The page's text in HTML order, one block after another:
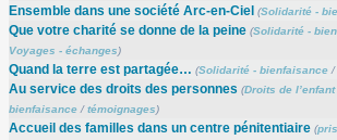
Ensemble dans une société Arc-en-Ciel (Solidarité -
Que votre charité se donne de la peine (Solidarité -
Voyages - échanges)
Quand la terre est partagée… (Solidarité - bienfaisance/
Au service des droits des personnes (Droits de l’enfant
bienfaisance/témoignages)
Accueil des familles dans un centre pénitentiaire (